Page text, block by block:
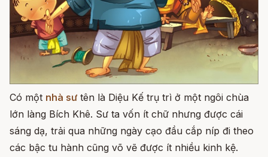
Có một nhà sư tên là Diệu Kế trụ trì ở một ngôi chùa
lớn làng Bích Khê. Sư ta vốn ít chữ nhưng được cái
sáng dạ, trải qua những ngày cạo đầu cắp níp đi theo
các bậc tu hành cũng võ vẽ được ít nhiều kinh kệ.